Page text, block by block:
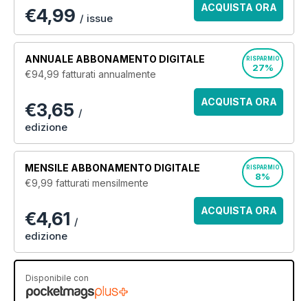
€4,99 / issue
ACQUISTA ORA
ANNUALE ABBONAMENTO DIGITALE
€94,99 fatturati annualmente
RISPARMIO
27%
€3,65 /
edizione
ACQUISTA ORA
MENSILE ABBONAMENTO DIGITALE
€9,99 fatturati mensilmente
RISPARMIO
8%
€4,61 /
edizione
ACQUISTA ORA
Disponibile con